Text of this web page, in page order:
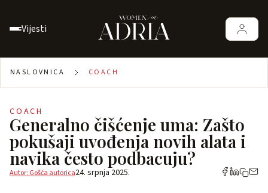
Vijesti
NASLOVNICA COACH
COACH
Generalno čišćenje uma: Zašto
pokušaji uvođenja novih alata i
navika često podbacuju?
Autor: Gošća autorica24. srpnja 2025.